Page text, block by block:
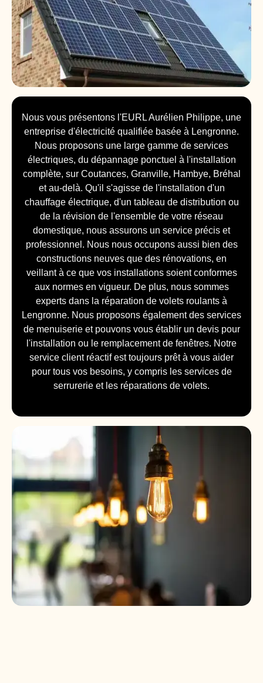
Nous vous présentons l'EURL Aurélien Philippe, une
entreprise d'électricité qualifiée basée à Lengronne.
Nous proposons une large gamme de services
électriques, du dépannage ponctuel à l'installation
complète, sur Coutances, Granville, Hambye, Bréhal
et au-delà. Qu'il s'agisse de l'installation d'un
chauffage électrique, d'un tableau de distribution ou
de la révision de l'ensemble de votre réseau
domestique, nous assurons un service précis et
professionnel. Nous nous occupons aussi bien des
constructions neuves que des rénovations, en
veillant à ce que vos installations soient conformes
aux normes en vigueur. De plus, nous sommes
experts dans la réparation de volets roulants à
Lengronne. Nous proposons également des services
de menuiserie et pouvons vous établir un devis pour
l'installation ou le remplacement de fenêtres. Notre
service client réactif est toujours prêt à vous aider
pour tous vos besoins, y compris les services de
serrurerie et les réparations de volets.